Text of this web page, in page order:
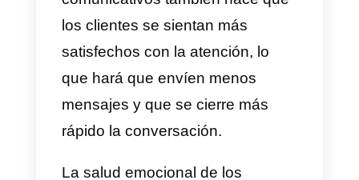
mucho, sobre todo, tener un
manual para orientar la
conversación hacia resultados
eficientes.
Implementar etiquetas